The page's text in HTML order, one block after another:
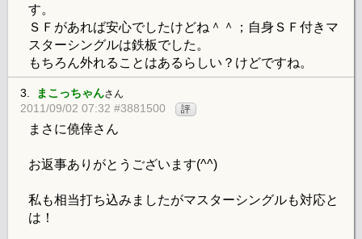
す。
ＳＦがあれば安心でしたけどね＾＾；自身ＳＦ付きマ
スターシングルは鉄板でした。
もちろん外れることはあるらしい？けどですね。
3. まこっちゃんさん
2011/09/02 07:32 #3881500 評
まさに僥倖さん
お返事ありがとうございます(^^)
私も相当打ち込みましたがマスターシングルも対応と
は！